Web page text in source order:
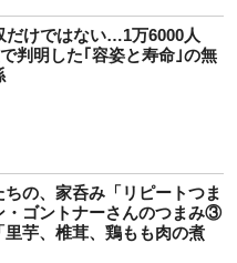
だけではない…1万6000人
判明した｢容姿と寿命｣の無
ちの、家呑み「リピートつま
・ゴントナーさんのつまみ③
里芋、椎茸、鶏もも肉の煮